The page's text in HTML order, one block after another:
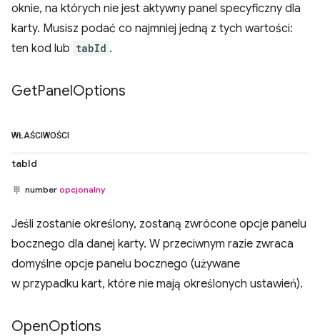
oknie, na których nie jest aktywny panel specyficzny dla
karty. Musisz podać co najmniej jedną z tych wartości:
ten kod lub tabId .
GetPanelOptions
WŁAŚCIWOŚCI
tabId
number opcjonalny
Jeśli zostanie określony, zostaną zwrócone opcje panelu
bocznego dla danej karty. W przeciwnym razie zwraca
domyślne opcje panelu bocznego (używane
w przypadku kart, które nie mają określonych ustawień).
OpenOptions